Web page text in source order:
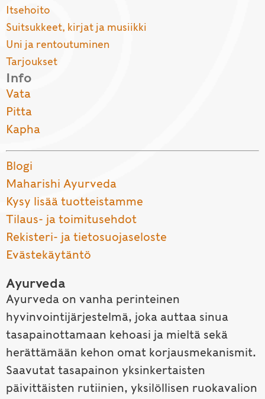
Itsehoito
Suitsukkeet, kirjat ja musiikki
Uni ja rentoutuminen
Tarjoukset
Info
Vata
Pitta
Kapha
Blogi
Maharishi Ayurveda
Kysy lisää tuotteistamme
Tilaus- ja toimitusehdot
Rekisteri- ja tietosuojaseloste
Evästekäytäntö
Ayurveda
Ayurveda on vanha perinteinen
hyvinvointijärjestelmä, joka auttaa sinua
tasapainottamaan kehoasi ja mieltä sekä
herättämään kehon omat korjausmekanismit.
Saavutat tasapainon yksinkertaisten
päivittäisten rutiinien, yksilöllisen ruokavalion